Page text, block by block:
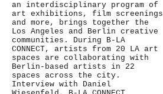
an interdisciplinary program of
art exhibitions, film screenings
and more, brings together the
Los Angeles and Berlin creative
communities. During B-LA
CONNECT, artists from 20 LA art
spaces are collaborating with
Berlin-based artists in 22
spaces across the city.
Interview with Daniel